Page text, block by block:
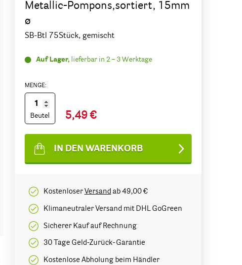
Metallic-Pompons,sortiert, 15mm
ø
SB-Btl 75Stück, gemischt
Auf Lager, lieferbar in 2 – 3 Werktage
IN DEN WARENKORB
MENGE:
Beutel 5,49 €
KostenloserVersand ab 49,00 €
Klimaneutraler Versand mit DHL GoGreen
Sicherer Kauf auf Rechnung
30 Tage Geld-Zurück-Garantie
Kostenlose Abholung beim Händler